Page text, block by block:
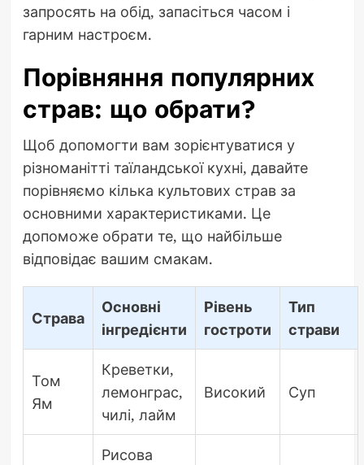
запросять на обід, запасіться часом і
гарним настроєм.
Порівняння популярних
страв: що обрати?
Щоб допомогти вам зорієнтуватися у
різноманітті таїландської кухні, давайте
порівняємо кілька культових страв за
основними характеристиками. Це
допоможе обрати те, що найбільше
відповідає вашим смакам.
Страва
Основні
інгредієнти
Рівень
гостроти
Тип
страви
Том
Ям
Креветки,
лемонграс,
чилі, лайм
Високий Суп
Рисова